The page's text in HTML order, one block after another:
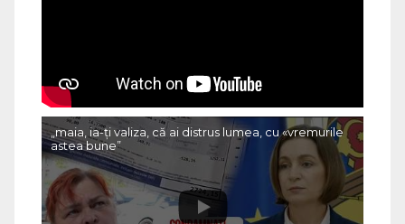
„maia, ia-ți valiza, că ai distrus lumea, cu «vremurile
astea bune”